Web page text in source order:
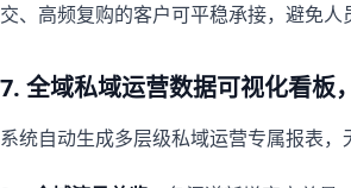
交、高频复购的客户可平稳承接，避免
7. 全域私域运营数据可视化看板
系统自动生成多层级私域运营专属报表